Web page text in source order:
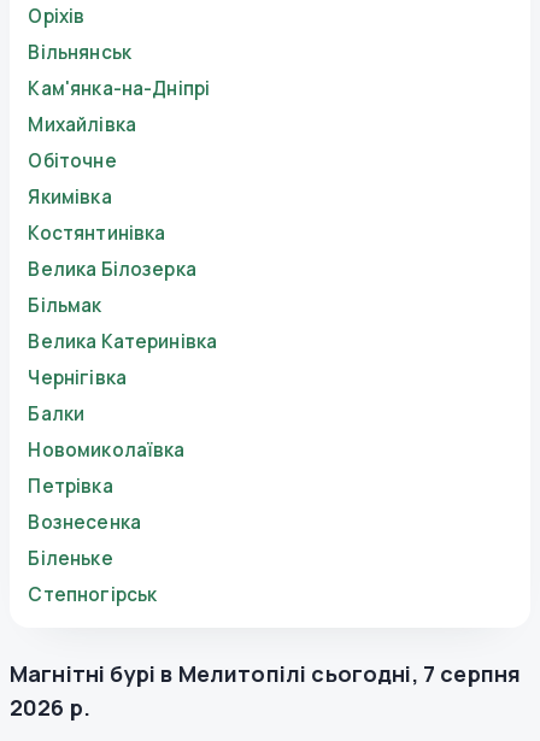
Оріхів
Вільнянськ
Кам'янка-на-Дніпрі
Михайлівка
Обіточне
Якимівка
Костянтинівка
Велика Білозерка
Більмак
Велика Катеринівка
Чернігівка
Балки
Новомиколаївка
Петрівка
Вознесенка
Біленьке
Степногірськ
Магнітні бурі в Мелитопілі сьогодні, 7 серпня
2026 р.